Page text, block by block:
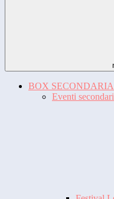
BOX SECONDARIA
Eventi